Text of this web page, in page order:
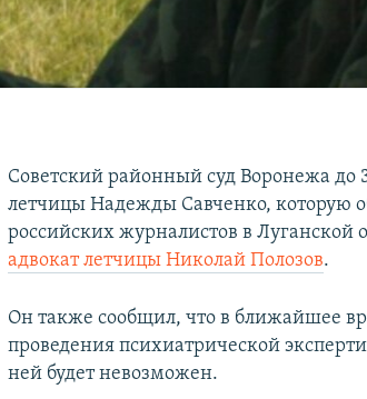
Советский районный суд Воронежа до
летчицы Надежды Савченко, которую
российских журналистов в Луганской
адвокат летчицы Николай Полозов.
Он также сообщил, что в ближайшее
проведения психиатрической
ней будет невозможен.